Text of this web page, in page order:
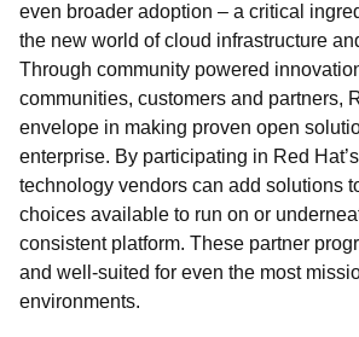
even broader adoption – a critical
the new world of cloud infrastructure
Through community powered
communities, customers and partners,
envelope in making proven open
enterprise. By participating in Red
technology vendors can add solutions
choices available to run on or
consistent platform. These partner
and well-suited for even the most
environments.